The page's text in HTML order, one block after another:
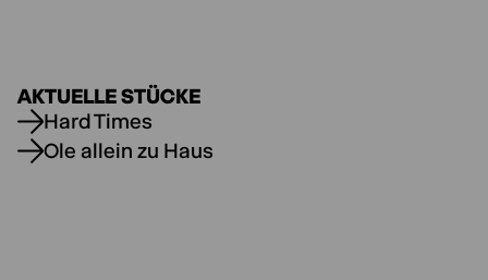
AKTUELLE STÜCKE
Hard Times
Ole allein zu Haus